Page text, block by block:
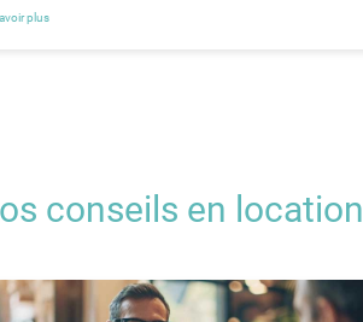
plus
conseils en location